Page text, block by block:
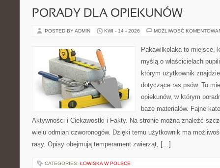
PORADY DLA OPIEKUNÓW
POSTED BY ADMIN KWI - 14 - 2026 MOŻLIWOŚĆ
Pakawilkolaka to miejsce,
myślą o właścicielach
którym użytkownik
dotyczące ras psów. To
opiekunów, w którym
bazę materiałów. Fajne
Aktywności i Ciekawostki i Fakty. Na stronie można znaleźć
wielu odmian czworonogów. Dzięki temu użytkownik ma
rasy. Opisy obejmują temperament zwierząt, […]
CATEGORIES: ŁOWISKA W POLSCE